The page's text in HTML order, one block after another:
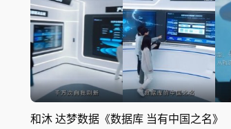
和沐 达梦数据《数据库 当有中国之名》